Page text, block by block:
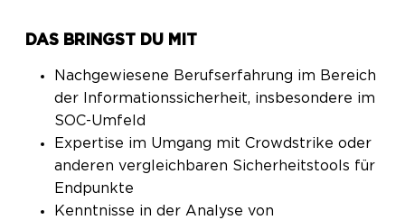
DAS BRINGST DU MIT
Nachgewiesene Berufserfahrung im Bereich
der Informationssicherheit, insbesondere im
SOC-Umfeld
Expertise im Umgang mit Crowdstrike oder
anderen vergleichbaren Sicherheitstools für
Endpunkte
Kenntnisse in der Analyse von